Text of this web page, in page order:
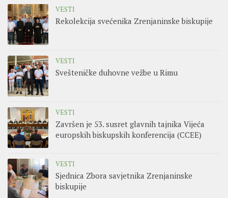
VESTI
Rekolekcija svećenika Zrenjaninske biskupije
VESTI
Svešteničke duhovne vežbe u Rimu
VESTI
Završen je 53. susret glavnih tajnika Vijeća
europskih biskupskih konferencija (CCEE)
VESTI
Sjednica Zbora savjetnika Zrenjaninske
biskupije